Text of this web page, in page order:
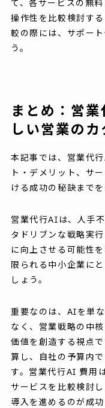
て、各サービスの無
操作性を比較検討す
較の際には、サポー
う。
まとめ：営
しい営業の
本記事では、営業代
ト・デメリット、サ
ける成功の秘訣まで
営業代行AIは、人手
タドリブンな戦略実
に向上させる可能性
限られる中小企業に
しょう。
重要なのは、AIを単
なく、営業戦略の中
価値を創造する視点
算し、自社の予算内
す。営業代行AI 費用
サービスを比較検討
導入を進めるのが成功